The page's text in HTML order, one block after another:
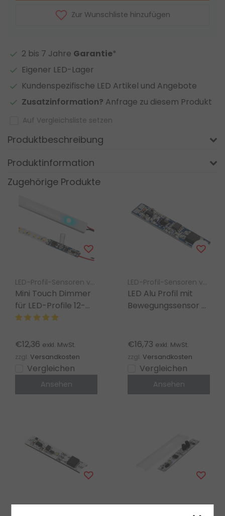
Zur Wunschliste hinzufügen
2 bis 7 Jahre Garantie*
Eigener LED-Lager
Kundenspezifische LED Artikel und Angebote
Zusatzinformation? Anfrage zu diesem Produkt
Auf Vergleichsliste setzen
Produktbeschreibung
Produktinformation
Zugehörige Produkte
LED-Profil-Sensoren von Luksus
Mini Touch Dimmer
für LED-Profile 12-
24V 8A – LED
€12,36 exkl. MwSt.
zzgl. Versandkosten
Vergleichen
Ansehen
LED-Profil-Sensoren von Luksus
LED Alu Profil mit
Bewegungssensor –
€16,73 exkl. MwSt.
zzgl. Versandkosten
Vergleichen
Ansehen